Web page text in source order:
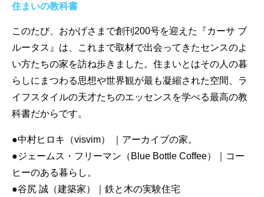
住まいの教科書
このたび、おかげさまで創刊200号を迎えた『カーサ ブ
ルータス』は、これまで取材で出会ってきたセンスのよ
い方たちの家を訪ね歩きました。住まいとはその人の暮
らしにまつわる思想や世界観が最も凝縮された空間、ラ
イフスタイルの天才たちのエッセンスを学べる最高の教
科書だからです。
●中村ヒロキ（visvim） ｜アーカイブの家。
●ジェームス・フリーマン（Blue Bottle Coffee）｜コー
ヒーのある暮らし。
●谷尻 誠（建築家）｜鉄と木の実験住宅